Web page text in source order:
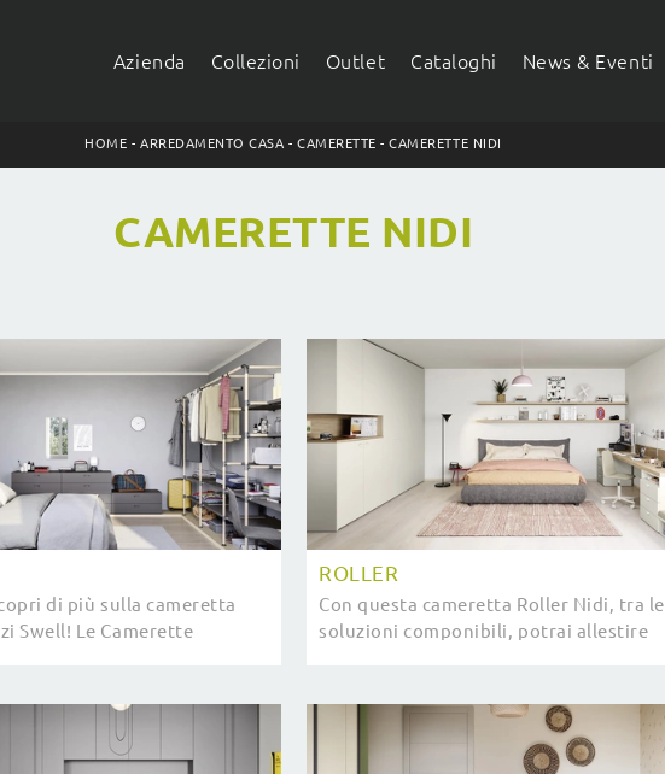
Azienda Collezioni Outlet Cataloghi News & Eventi
HOME -ARREDAMENTO CASA - CAMERETTE -CAMERETTE NIDI
CAMERETTE NIDI
di più sulla cameretta
Swell! Le Camerette
ROLLER
Con questa cameretta Roller Nidi, tra le
soluzioni componibili, potrai allestire